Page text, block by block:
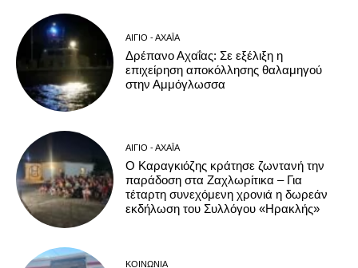
ΑΊΓΙΟ - ΑΧΑΪ́Α
Δρέπανο Αχαΐας: Σε εξέλιξη η
επιχείρηση αποκόλλησης θαλαμηγού
στην Αμμόγλωσσα
ΑΊΓΙΟ - ΑΧΑΪ́Α
Ο Καραγκιόζης κράτησε ζωντανή την
παράδοση στα Ζαχλωρίτικα – Για
τέταρτη συνεχόμενη χρονιά η δωρεάν
εκδήλωση του Συλλόγου «Ηρακλής»
ΚΟΙΝΩΝΊΑ